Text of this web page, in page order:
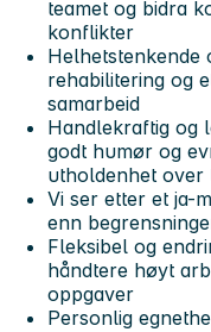
teamet og bidra
konflikter
Helhetstenkende
rehabilitering og
samarbeid
Handlekraftig og
godt humør og
utholdenhet over
Vi ser etter et ja-
enn
Fleksibel og
håndtere høyt
oppgaver
Personlig